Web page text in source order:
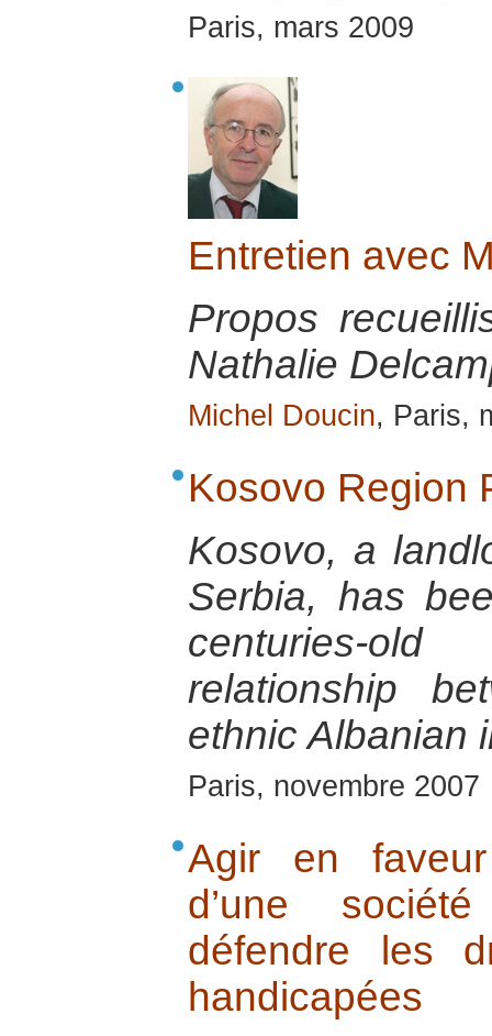
Paris, mars 2009
Entretien avec
Propos
Nathalie
Michel Doucin, Paris,
Kosovo Region
Kosovo, a
Serbia, has
centuries-old
relationship
ethnic Albanian
Paris, novembre 2007
Agir en
d’une
défendre les
handicapées